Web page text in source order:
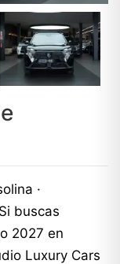
·
buscas
2027 en
Luxury Cars